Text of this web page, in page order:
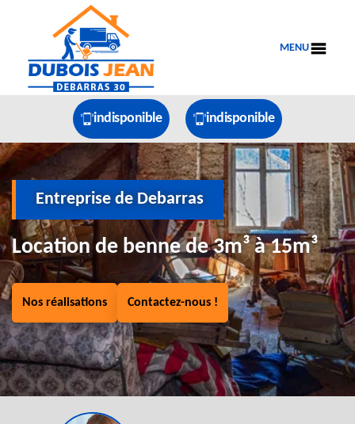
MENU
indisponible indisponible
Entreprise de Debarras
Location de benne de 3m³ à 15m³
Nos réalisations Contactez-nous !